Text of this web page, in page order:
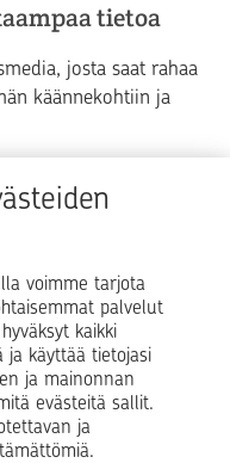
voimme tarjota
palvelut
kaikki
käyttää tietojasi
ja mainonnan
evästeitä sallit.
ja
tietoa
josta saat rahaa
käännekohtiin ja
Yrityselämä
Vahinkoapu